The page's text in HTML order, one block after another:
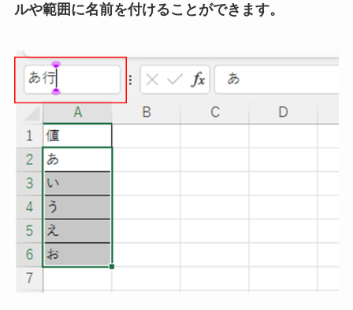
ルや範囲に名前を付けることができます。